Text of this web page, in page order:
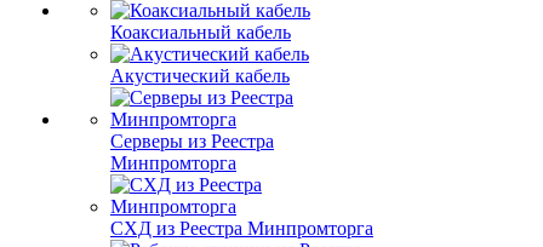
Коаксиальный кабель
Акустический кабель
Серверы из Реестра
Минпромторга
СХД из Реестра Минпромторга